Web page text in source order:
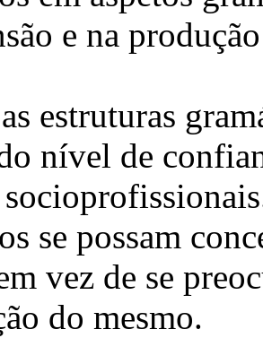
e na
estruturas
nível de
se possam
vez de se
do mesmo.